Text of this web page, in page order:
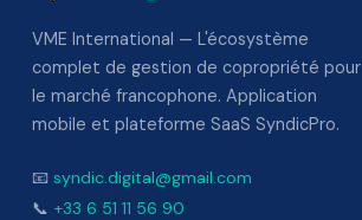
VME International — L'écosystème
complet de gestion de copropriété pour
le marché francophone. Application
mobile et plateforme SaaS SyndicPro.
📧 syndic.digital@gmail.com
📞 +33 6 51 11 56 90